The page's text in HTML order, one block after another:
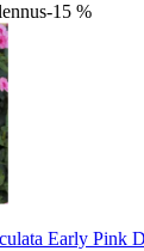
-15 %
Early Pink